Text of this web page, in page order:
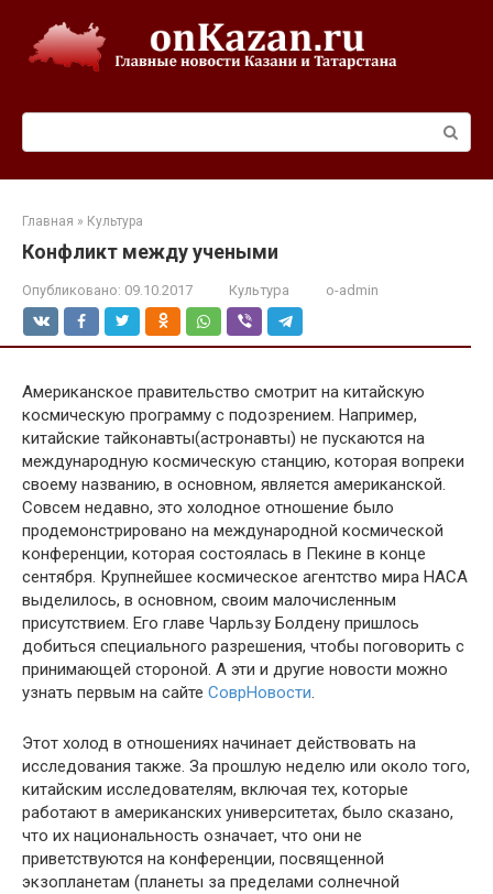
контенту
Главная » Культура
Конфликт между учеными
Опубликовано: 09.10.2017 Культура o-admin
Американское правительство смотрит на китайскую
космическую программу с подозрением. Например,
китайские тайконавты(астронавты) не пускаются на
международную космическую станцию, которая вопреки
своему названию, в основном, является американской.
Совсем недавно, это холодное отношение было
продемонстрировано на международной космической
конференции, которая состоялась в Пекине в конце
сентября. Крупнейшее космическое агентство мира НАСА
выделилось, в основном, своим малочисленным
присутствием. Его главе Чарльзу Болдену пришлось
добиться специального разрешения, чтобы поговорить с
принимающей стороной. А эти и другие новости можно
узнать первым на сайте СоврНовости.
Этот холод в отношениях начинает действовать на
исследования также. За прошлую неделю или около того,
китайским исследователям, включая тех, которые
работают в американских университетах, было сказано,
что их национальность означает, что они не
приветствуются на конференции, посвященной
экзопланетам (планеты за пределами солнечной